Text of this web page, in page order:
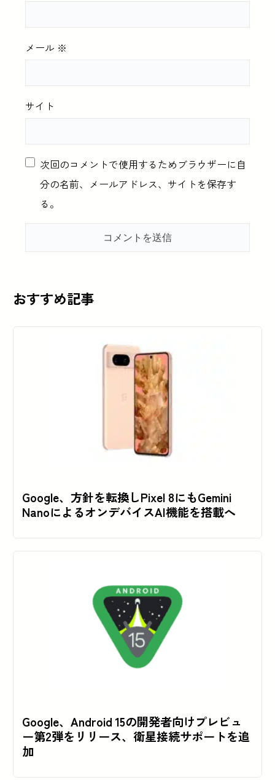
メール ※
サイト
次回のコメントで使用するためブラウザーに自
分の名前、メールアドレス、サイトを保存す
る。
おすすめ記事
Google、方針を転換しPixel 8にもGemini
NanoによるオンデバイスAI機能を搭載へ
Google、Android 15の開発者向けプレビュ
ー第2弾をリリース、衛星接続サポートを追
加